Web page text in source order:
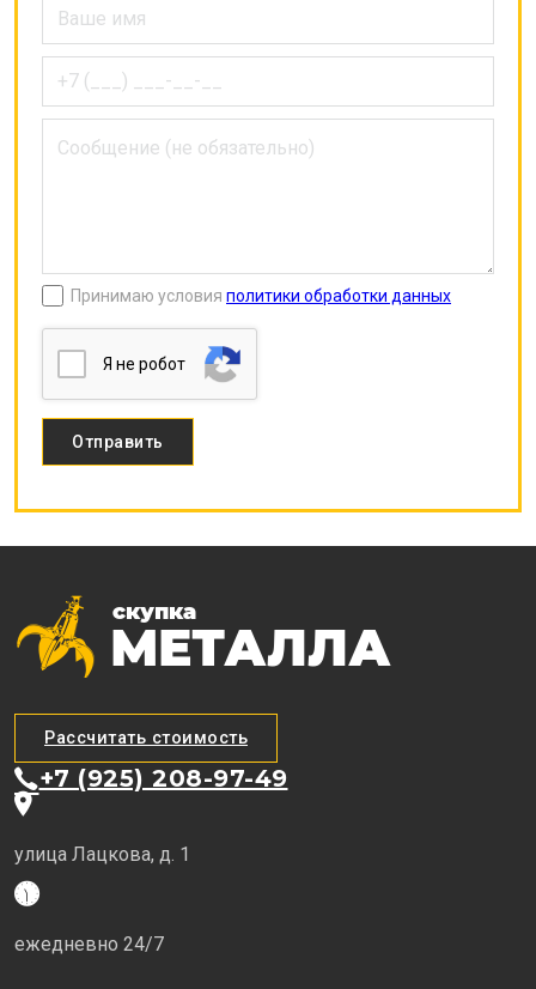
Принимаю условия политики обработки данных
Я нe poбoт
Рассчитать стоимость
+7 (925) 208-97-49
улица Лацкова, д. 1
ежедневно 24/7